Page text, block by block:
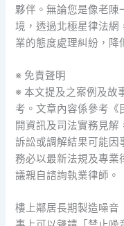
夥伴。無論您是像老陳
境，透過北極星律法網
業的態度處理糾紛，降
※ 免責聲明
※ 本文提及之案例及故
考。文章內容係參考《
開資訊及司法實務見
訴訟或調解結果可能因
務必以最新法規及專業
議親自諮詢執業律師。
樓上鄰居長期製造噪音